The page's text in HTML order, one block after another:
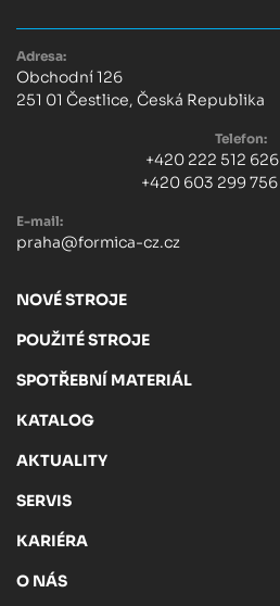
Adresa:
Obchodní 126
251 01 Čestlice, Česká Republika
Telefon:
+420 222 512 626
+420 603 299 756
E-mail:
praha@formica-cz.cz
NOVÉ STROJE
POUŽITÉ STROJE
SPOTŘEBNÍ MATERIÁL
KATALOG
AKTUALITY
SERVIS
KARIÉRA
O NÁS